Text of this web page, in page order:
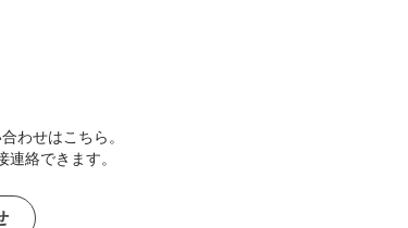
わせはこちら。
絡できます。